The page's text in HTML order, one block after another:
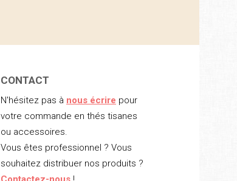
CONTACT
N'hésitez pas à nous écrire pour
votre commande en thés tisanes
ou accessoires.
Vous êtes professionnel ? Vous
souhaitez distribuer nos produits ?